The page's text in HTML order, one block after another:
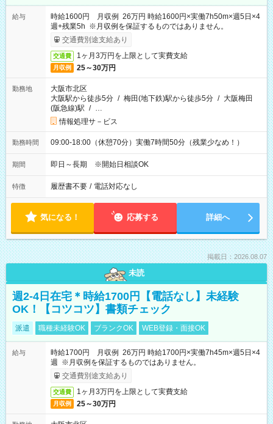
給与
時給1600円 月収例 26万円 時給1600円×実働7h50m×週5日×4
週+残業5h ※月収例を保証するものではありません。
交通費別途支給あり
交通費 1ヶ月3万円を上限として実費支給
月収例 25～30万円
勤務地
大阪市北区
大阪駅から徒歩5分 / 梅田(地下鉄)駅から徒歩5分 / 大阪梅田
(阪急線)駅 / …
情報処理サ－ビス
勤務時間 09:00-18:00（休憩70分）実働7時間50分（残業少なめ！）
期間 即日～長期 ※開始日相談OK
特徴 履歴書不要 / 電話対応なし
気になる！ 応募する 詳細へ
掲載日：2026.08.07
未読
週2-4日在宅＊時給1700円【電話なし】未経験
OK！【コツコツ】書類チェック
派遣 職種未経験OK ブランクOK WEB登録・面接OK
給与
時給1700円 月収例 26万円 時給1700円×実働7h45m×週5日×4
週 ※月収例を保証するものではありません。
交通費別途支給あり
交通費 1ヶ月3万円を上限として実費支給
月収例 25～30万円